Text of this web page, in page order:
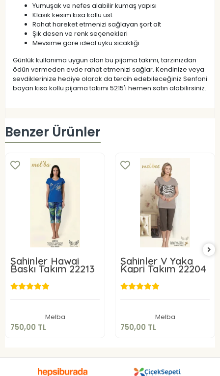
Yumuşak ve nefes alabilir kumaş yapısı
Klasik kesim kısa kollu üst
Rahat hareket etmenizi sağlayan şort alt
Şık desen ve renk seçenekleri
Mevsime göre ideal uyku sıcaklığı
Günlük kullanıma uygun olan bu pijama takımı, tarzınızdan
ödün vermeden evde rahat etmenizi sağlar. Kendinize veya
sevdiklerinize hediye olarak da tercih edebileceğiniz Senfoni
bayan kısa kollu pijama takımı 5215'i hemen satın alabilirsiniz.
Benzer Ürünler
Şahinler Hawai
Baskı Takım 22213
Melba
750,00 TL
750,00 TL
Şahinler V Yaka
Kapri Takım 22204
Melba
750,00 TL
750,00 TL